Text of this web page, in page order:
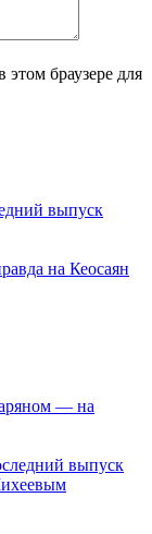
браузере для
выпуск
на Кеосаян
— на